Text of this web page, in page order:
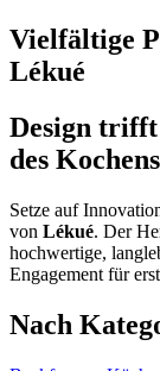
Vielfältige
Lékué
Design
des
Setze auf
von Lékué. Der
hochwertige,
Engagement für
Nach